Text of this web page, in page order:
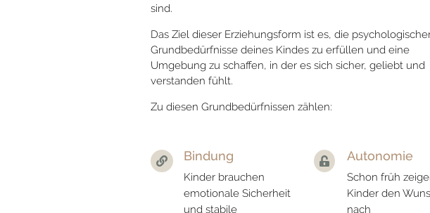
sind.
Das Ziel dieser Erziehungsform ist es, die
Grundbedürfnisse deines Kindes zu erfüllen und eine
Umgebung zu schaffen, in der es sich sicher, geliebt und
verstanden fühlt.
Zu diesen Grundbedürfnissen zählen:
 Bindung
Kinder brauchen
emotionale Sicherheit
und stabile
 Autonomie
Schon früh
Kinder den
nach